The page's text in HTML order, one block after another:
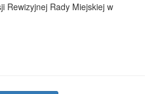
Rewizyjnej Rady Miejskiej w